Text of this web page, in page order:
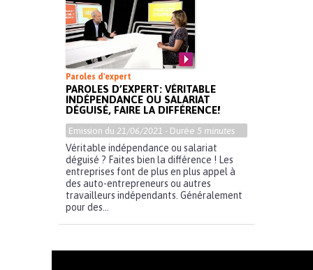
Paroles d'expert
PAROLES D’EXPERT: VÉRITABLE
INDÉPENDANCE OU SALARIAT
DÉGUISÉ, FAIRE LA DIFFÉRENCE!
Emission du 21/06/2021 - Durée 5 minutes
Véritable indépendance ou salariat
déguisé ? Faites bien la différence ! Les
entreprises font de plus en plus appel à
des auto-entrepreneurs ou autres
travailleurs indépendants. Généralement
pour des...